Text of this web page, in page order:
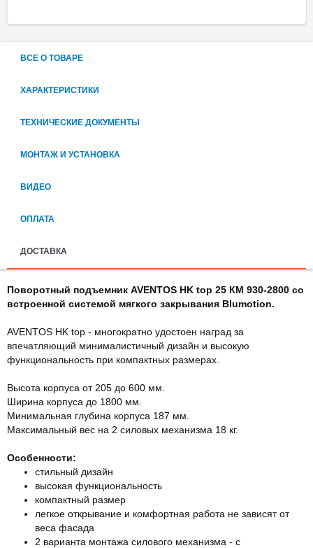
ВСЕ О ТОВАРЕ
ХАРАКТЕРИСТИКИ
ТЕХНИЧЕСКИЕ ДОКУМЕНТЫ
МОНТАЖ И УСТАНОВКА
ВИДЕО
ОПЛАТА
ДОСТАВКА
Поворотный подъемник AVENTOS HK top 25 КМ 930-2800 со
встроенной системой мягкого закрывания Blumotion.
AVENTOS HK top - многократно удостоен наград за
впечатляющий минималистичный дизайн и высокую
функциональность при компактных размерах.
Высота корпуса от 205 до 600 мм.
Ширина корпуса до 1800 мм.
Минимальная глубина корпуса 187 мм.
Максимальный вес на 2 силовых механизма 18 кг.
Особенности:
стильный дизайн
высокая функциональность
компактный размер
легкое открывание и комфортная работа не зависят от
веса фасада
2 варианта монтажа силового механизма - с